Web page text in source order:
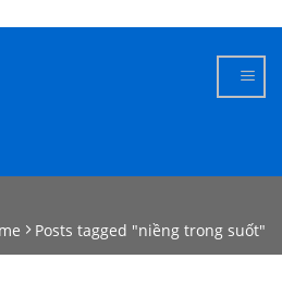
Posts tagged "niềng trong suốt"